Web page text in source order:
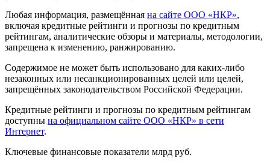
Любая информация, размещённая на сайте ООО «НКР»,
включая кредитные рейтинги и прогнозы по кредитным
рейтингам, аналитические обзоры и материалы, методологии,
запрещена к изменению, ранжированию.
Содержимое не может быть использовано для каких-либо
незаконных или несанкционированных целей или целей,
запрещённых законодательством Российской Федерации.
Кредитные рейтинги и прогнозы по кредитным рейтингам
доступны на официальном сайте ООО «НКР» в сети
Интернет.
Ключевые финансовые показатели млрд руб.